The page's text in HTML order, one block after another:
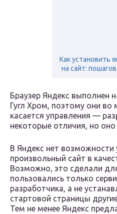
Как установить
на сайт:
Браузер Яндекс выполнен
Гугл Хром, поэтому они
касается управления —
некоторые отличия, но
В Яндекс нет возможности
произвольный сайт в
Возможно, это сделали
пользовались только
разработчика, а не
стартовой страницы
Тем не менее Яндекс